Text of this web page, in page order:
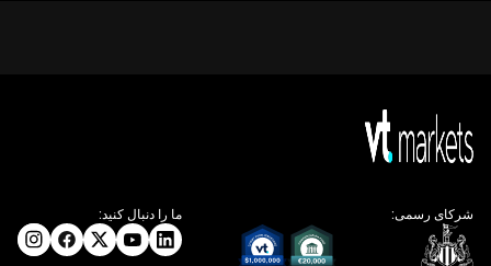
بیشتری بر بانک مرکزی ژاپن وارد می‌کند. توجیه آن‌ها برای
حفظ سیاست پولی فوق‌انبساطی در حال تضعیف است. ما
معتقدیم بازار ریسک چرخش انقباضی (هاوکیش) بانک مرکزی
راهبرد بازار و چینش ریسک
ما را دنبال کنید: شرکای رسمی: